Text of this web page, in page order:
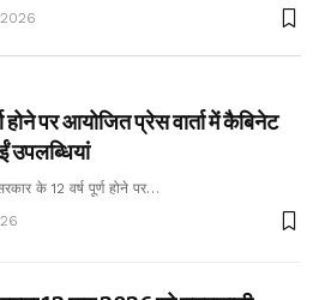
पर आयोजित प्रेस वार्ता में कैबिनेट
उपलब्धियां
के 12 वर्ष पूर्ण होने पर…